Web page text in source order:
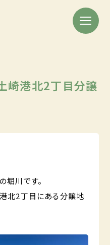
崎港北2丁目分譲
堀川です。
北2丁目にある分譲地